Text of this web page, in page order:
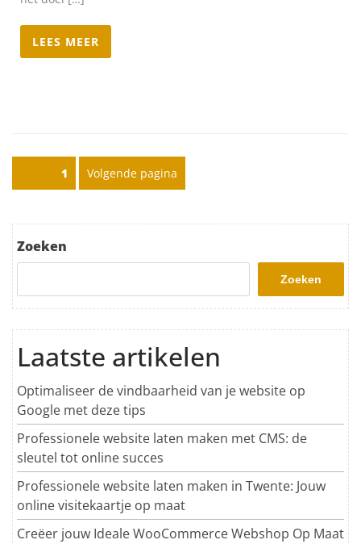
LEES MEER
Posts pagination
Pagina1 Volgende pagina
Zoeken
Zoeken
Laatste artikelen
Optimaliseer de vindbaarheid van je website op
Google met deze tips
Professionele website laten maken met CMS: de
sleutel tot online succes
Professionele website laten maken in Twente: Jouw
online visitekaartje op maat
Creëer jouw Ideale WooCommerce Webshop Op Maat